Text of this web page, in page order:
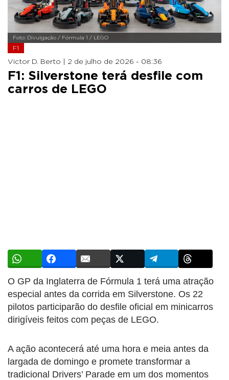
Foto: Divulgação / Fórmula 1 / LEGO
F1
Victor D. Berto | 2 de julho de 2026 - 08:36
F1: Silverstone terá desfile com
carros de LEGO
O GP da Inglaterra de Fórmula 1 terá uma atração
especial antes da corrida em Silverstone. Os 22
pilotos participarão do desfile oficial em minicarros
dirigíveis feitos com peças de LEGO.
A ação acontecerá até uma hora e meia antes da
largada de domingo e promete transformar a
tradicional Drivers’ Parade em um dos momentos